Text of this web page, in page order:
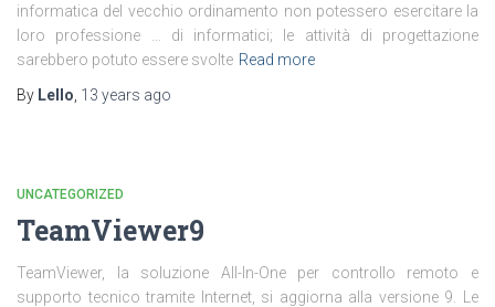
informatica del vecchio ordinamento non potessero esercitare la
loro professione … di informatici; le attività di progettazione
sarebbero potuto essere svolte Read more
By Lello 13 years ago
UNCATEGORIZED
TeamViewer9
TeamViewer, la soluzione All-In-One per controllo remoto e
supporto tecnico tramite Internet, si aggiorna alla versione 9. Le